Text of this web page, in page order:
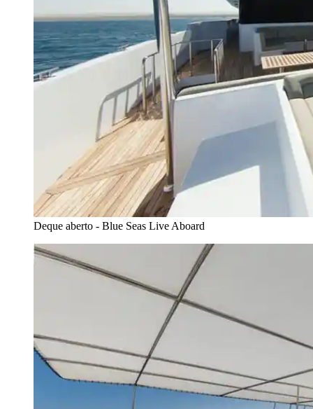
Deque aberto - Blue Seas Live Aboard